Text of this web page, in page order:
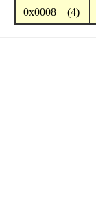
0x0008 (4)